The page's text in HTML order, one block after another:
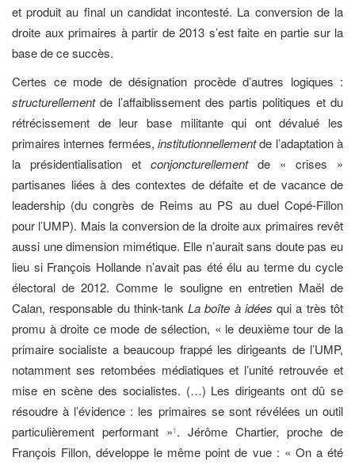
et produit au final un candidat incontesté. La conversion de la
droite aux primaires à partir de 2013 s’est faite en partie sur la
base de ce succès.
Certes ce mode de désignation procède d’autres logiques :
structurellementde l’affaiblissement des partis politiques et du
rétrécissement de leur base militante qui ont dévalué les
primaires internes fermées, institutionnellementde l’adaptation à
la présidentialisation et conjoncturellementde « crises »
partisanes liées à des contextes de défaite et de vacance de
leadership (du congrès de Reims au PS au duel Copé-Fillon
pour l’UMP). Mais la conversion de la droite aux primaires revêt
aussi une dimension mimétique. Elle n’aurait sans doute pas eu
lieu si François Hollande n’avait pas été élu au terme du cycle
électoral de 2012. Comme le souligne en entretien Maël de
Calan, responsable du think-tankLa boîte à idées qui a très tôt
promu à droite ce mode de sélection, « le deuxième tour de la
primaire socialiste a beaucoup frappé les dirigeants de l’UMP,
notamment ses retombées médiatiques et l’unité retrouvée et
mise en scène des socialistes. (…) Les dirigeants ont dû se
résoudre à l’évidence : les primaires se sont révélées un outil
particulièrement performant »1. Jérôme Chartier, proche de
François Fillon, développe le même point de vue : « On a été